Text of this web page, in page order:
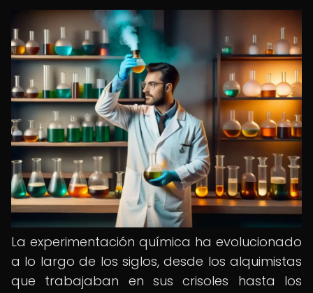
La experimentación química ha evolucionado
a lo largo de los siglos, desde los alquimistas
que trabajaban en sus crisoles hasta los